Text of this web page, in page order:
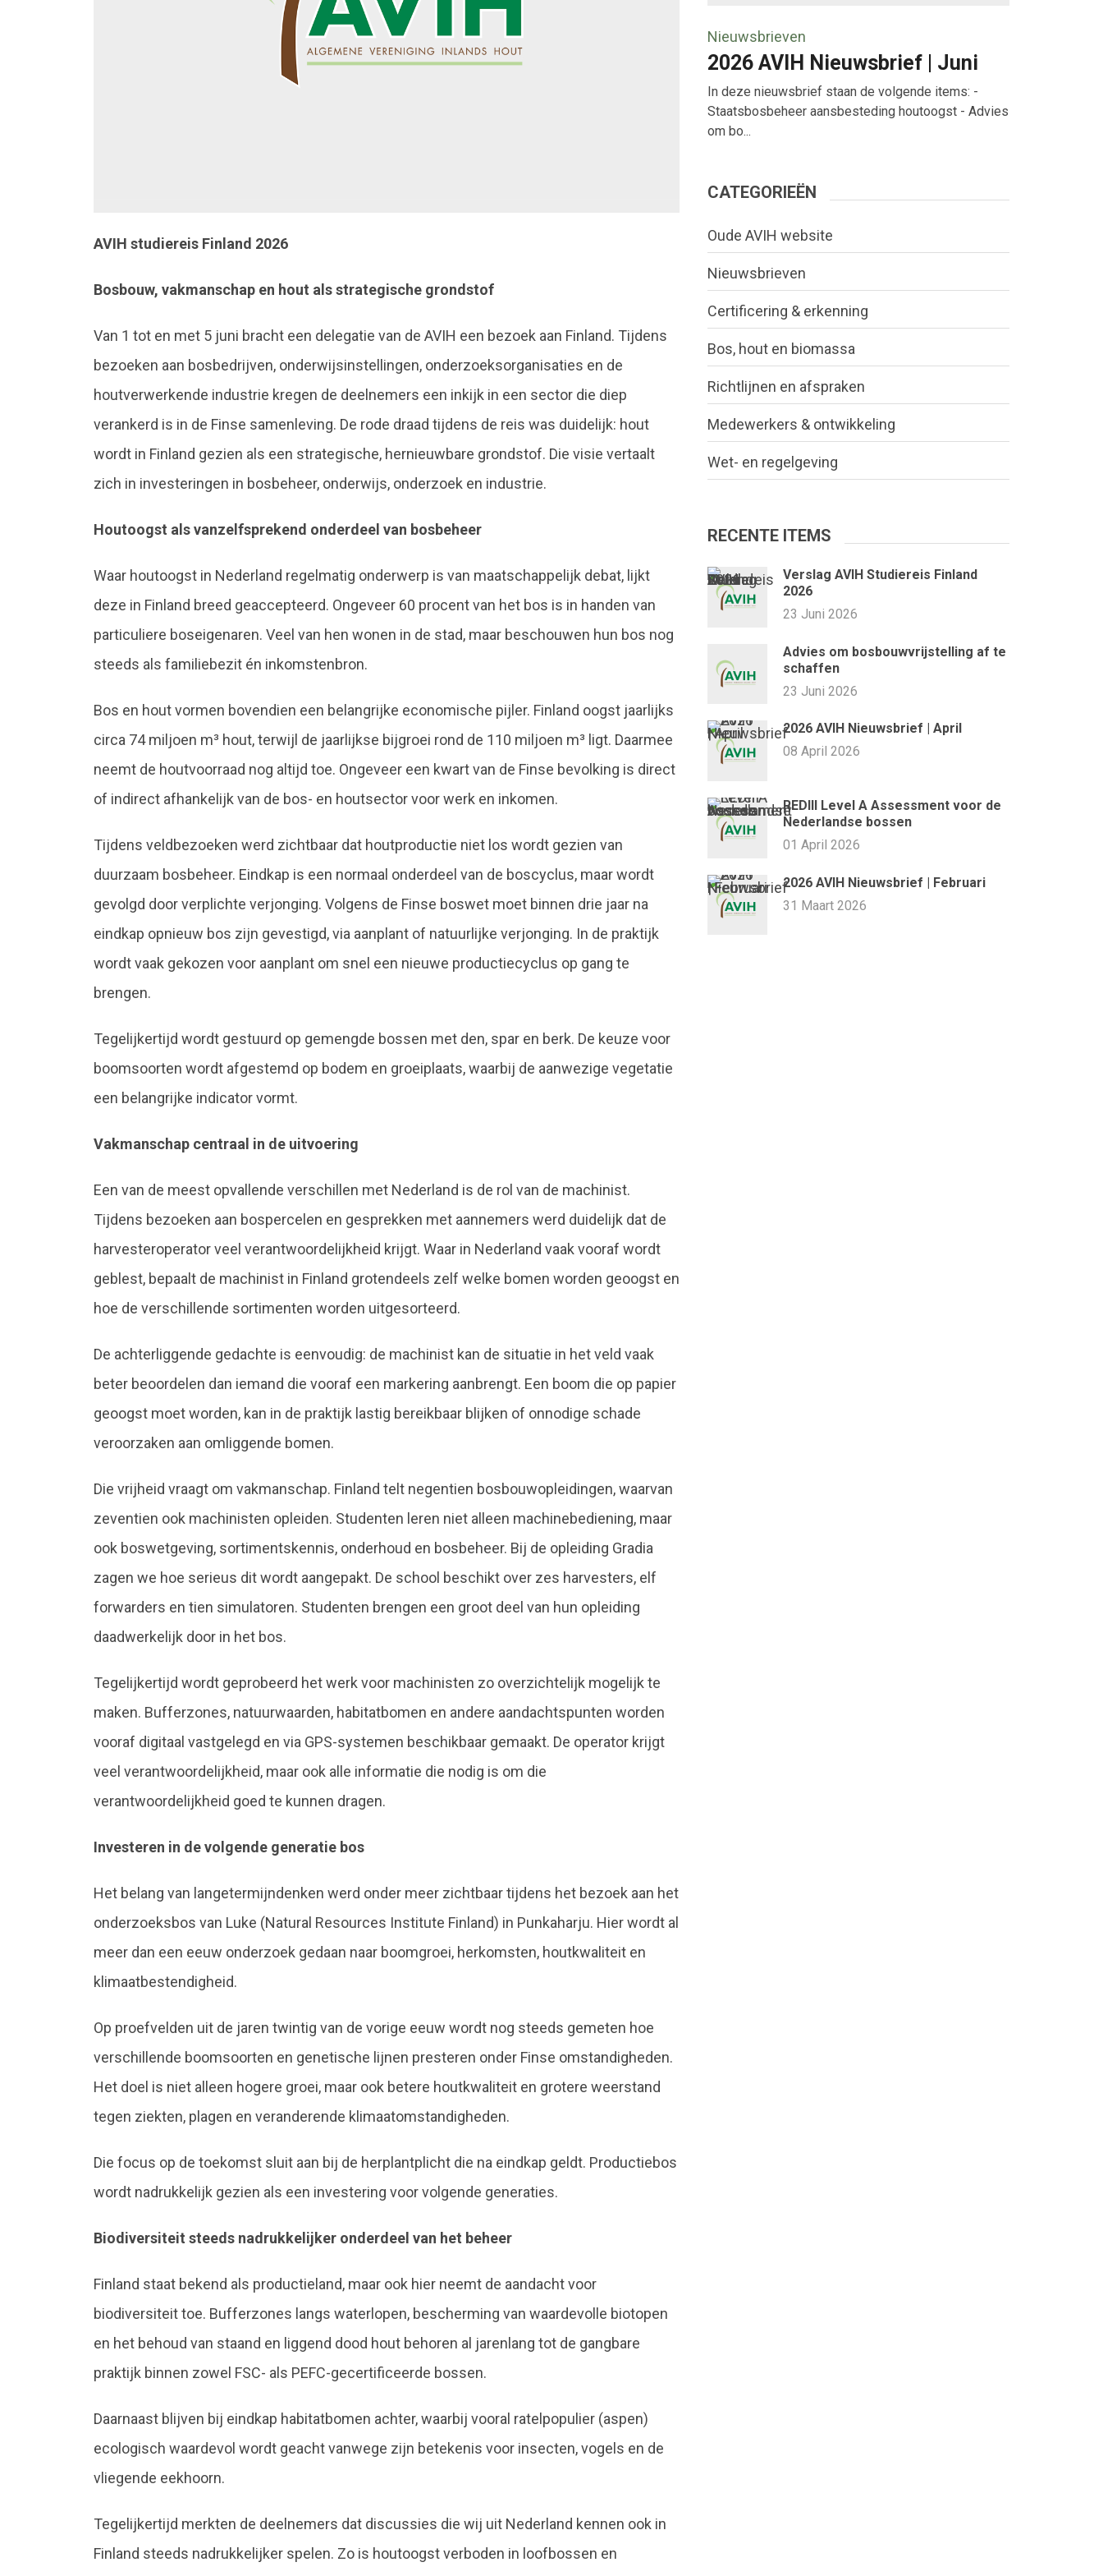
AVIH studiereis Finland 2026
Bosbouw, vakmanschap en hout als strategische grondstof
Van 1 tot en met 5 juni bracht een delegatie van de AVIH een bezoek aan Finland. Tijdens
bezoeken aan bosbedrijven, onderwijsinstellingen, onderzoeksorganisaties en de
houtverwerkende industrie kregen de deelnemers een inkijk in een sector die diep
verankerd is in de Finse samenleving. De rode draad tijdens de reis was duidelijk: hout
wordt in Finland gezien als een strategische, hernieuwbare grondstof. Die visie vertaalt
zich in investeringen in bosbeheer, onderwijs, onderzoek en industrie.
Houtoogst als vanzelfsprekend onderdeel van bosbeheer
Waar houtoogst in Nederland regelmatig onderwerp is van maatschappelijk debat, lijkt
deze in Finland breed geaccepteerd. Ongeveer 60 procent van het bos is in handen van
particuliere boseigenaren. Veel van hen wonen in de stad, maar beschouwen hun bos nog
steeds als familiebezit én inkomstenbron.
Bos en hout vormen bovendien een belangrijke economische pijler. Finland oogst jaarlijks
circa 74 miljoen m³ hout, terwijl de jaarlijkse bijgroei rond de 110 miljoen m³ ligt. Daarmee
neemt de houtvoorraad nog altijd toe. Ongeveer een kwart van de Finse bevolking is direct
of indirect afhankelijk van de bos- en houtsector voor werk en inkomen.
Tijdens veldbezoeken werd zichtbaar dat houtproductie niet los wordt gezien van
duurzaam bosbeheer. Eindkap is een normaal onderdeel van de boscyclus, maar wordt
gevolgd door verplichte verjonging. Volgens de Finse boswet moet binnen drie jaar na
eindkap opnieuw bos zijn gevestigd, via aanplant of natuurlijke verjonging. In de praktijk
wordt vaak gekozen voor aanplant om snel een nieuwe productiecyclus op gang te
brengen.
Tegelijkertijd wordt gestuurd op gemengde bossen met den, spar en berk. De keuze voor
boomsoorten wordt afgestemd op bodem en groeiplaats, waarbij de aanwezige vegetatie
een belangrijke indicator vormt.
Vakmanschap centraal in de uitvoering
Een van de meest opvallende verschillen met Nederland is de rol van de machinist.
Tijdens bezoeken aan bospercelen en gesprekken met aannemers werd duidelijk dat de
harvesteroperator veel verantwoordelijkheid krijgt. Waar in Nederland vaak vooraf wordt
geblest, bepaalt de machinist in Finland grotendeels zelf welke bomen worden geoogst en
hoe de verschillende sortimenten worden uitgesorteerd.
De achterliggende gedachte is eenvoudig: de machinist kan de situatie in het veld vaak
beter beoordelen dan iemand die vooraf een markering aanbrengt. Een boom die op papier
geoogst moet worden, kan in de praktijk lastig bereikbaar blijken of onnodige schade
veroorzaken aan omliggende bomen.
Die vrijheid vraagt om vakmanschap. Finland telt negentien bosbouwopleidingen, waarvan
zeventien ook machinisten opleiden. Studenten leren niet alleen machinebediening, maar
ook boswetgeving, sortimentskennis, onderhoud en bosbeheer. Bij de opleiding Gradia
zagen we hoe serieus dit wordt aangepakt. De school beschikt over zes harvesters, elf
forwarders en tien simulatoren. Studenten brengen een groot deel van hun opleiding
daadwerkelijk door in het bos.
Tegelijkertijd wordt geprobeerd het werk voor machinisten zo overzichtelijk mogelijk te
maken. Bufferzones, natuurwaarden, habitatbomen en andere aandachtspunten worden
vooraf digitaal vastgelegd en via GPS-systemen beschikbaar gemaakt. De operator krijgt
veel verantwoordelijkheid, maar ook alle informatie die nodig is om die
verantwoordelijkheid goed te kunnen dragen.
Investeren in de volgende generatie bos
Het belang van langetermijndenken werd onder meer zichtbaar tijdens het bezoek aan het
onderzoeksbos van Luke (Natural Resources Institute Finland) in Punkaharju. Hier wordt al
meer dan een eeuw onderzoek gedaan naar boomgroei, herkomsten, houtkwaliteit en
klimaatbestendigheid.
Op proefvelden uit de jaren twintig van de vorige eeuw wordt nog steeds gemeten hoe
verschillende boomsoorten en genetische lijnen presteren onder Finse omstandigheden.
Het doel is niet alleen hogere groei, maar ook betere houtkwaliteit en grotere weerstand
tegen ziekten, plagen en veranderende klimaatomstandigheden.
Die focus op de toekomst sluit aan bij de herplantplicht die na eindkap geldt. Productiebos
wordt nadrukkelijk gezien als een investering voor volgende generaties.
Biodiversiteit steeds nadrukkelijker onderdeel van het beheer
Finland staat bekend als productieland, maar ook hier neemt de aandacht voor
biodiversiteit toe. Bufferzones langs waterlopen, bescherming van waardevolle biotopen
en het behoud van staand en liggend dood hout behoren al jarenlang tot de gangbare
praktijk binnen zowel FSC- als PEFC-gecertificeerde bossen.
Daarnaast blijven bij eindkap habitatbomen achter, waarbij vooral ratelpopulier (aspen)
ecologisch waardevol wordt geacht vanwege zijn betekenis voor insecten, vogels en de
vliegende eekhoorn.
Tegelijkertijd merkten de deelnemers dat discussies die wij uit Nederland kennen ook in
Finland steeds nadrukkelijker spelen. Zo is houtoogst verboden in loofbossen en
Nieuwsbrieven
2026 AVIH Nieuwsbrief | Juni
In deze nieuwsbrief staan de volgende items: -
Staatsbosbeheer aansbesteding houtoogst - Advies
om bo...
CATEGORIEËN
Oude AVIH website
Nieuwsbrieven
Certificering & erkenning
Bos, hout en biomassa
Richtlijnen en afspraken
Medewerkers & ontwikkeling
Wet- en regelgeving
RECENTE ITEMS
Verslag AVIH Studiereis Finland
2026
23 Juni 2026
Advies om bosbouwvrijstelling af te
schaffen
23 Juni 2026
2026 AVIH Nieuwsbrief | April
08 April 2026
REDIII Level A Assessment voor de
Nederlandse bossen
01 April 2026
2026 AVIH Nieuwsbrief | Februari
31 Maart 2026